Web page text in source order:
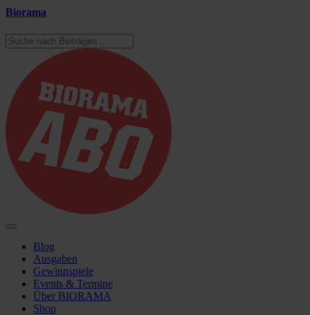
Biorama
Blog
Ausgaben
Gewinnspiele
Events & Termine
Über BIORAMA
Shop